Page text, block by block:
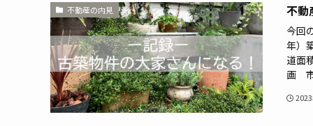
不動産の内見 不
今回
年）
道面
画